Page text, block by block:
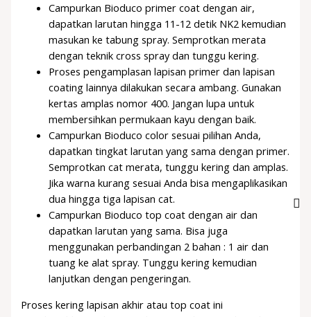
Campurkan Bioduco primer coat dengan air,
dapatkan larutan hingga 11-12 detik NK2 kemudian
masukan ke tabung spray. Semprotkan merata
dengan teknik cross spray dan tunggu kering.
Proses pengamplasan lapisan primer dan lapisan
coating lainnya dilakukan secara ambang. Gunakan
kertas amplas nomor 400. Jangan lupa untuk
membersihkan permukaan kayu dengan baik.
Campurkan Bioduco color sesuai pilihan Anda,
dapatkan tingkat larutan yang sama dengan primer.
Semprotkan cat merata, tunggu kering dan amplas.
Jika warna kurang sesuai Anda bisa mengaplikasikan
dua hingga tiga lapisan cat.
Campurkan Bioduco top coat dengan air dan
dapatkan larutan yang sama. Bisa juga
menggunakan perbandingan 2 bahan : 1 air dan
tuang ke alat spray. Tunggu kering kemudian
lanjutkan dengan pengeringan.
Proses kering lapisan akhir atau top coat ini